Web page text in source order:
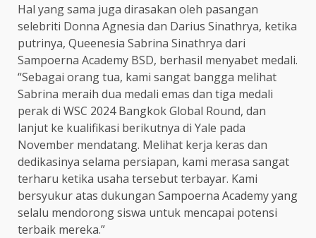
Hal yang sama juga dirasakan oleh pasangan
selebriti Donna Agnesia dan Darius Sinathrya, ketika
putrinya, Queenesia Sabrina Sinathrya dari
Sampoerna Academy BSD, berhasil menyabet medali.
“Sebagai orang tua, kami sangat bangga melihat
Sabrina meraih dua medali emas dan tiga medali
perak di WSC 2024 Bangkok Global Round, dan
lanjut ke kualifikasi berikutnya di Yale pada
November mendatang. Melihat kerja keras dan
dedikasinya selama persiapan, kami merasa sangat
terharu ketika usaha tersebut terbayar. Kami
bersyukur atas dukungan Sampoerna Academy yang
selalu mendorong siswa untuk mencapai potensi
terbaik mereka.”